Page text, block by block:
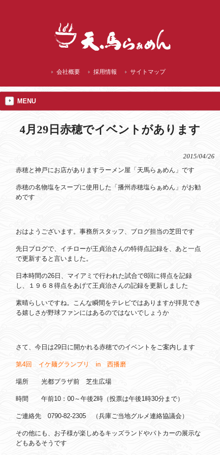
会社概要 採用情報 サイトマップ
MENU
4月29日赤穂でイベントがあります
2015/04/26
赤穂と神戸にお店がありますラーメン屋「天馬らぁめん」です
赤穂の名物塩をスープに使用した「播州赤穂塩らぁめん」がお勧
めです
おはようございます。事務所スタッフ、ブログ担当の芝田です
先日ブログで、イチローが王貞治さんの特得点記録を、あと一点
で更新すると言いました。
日本時間の26日、マイアミで行われた試合で8回に得点を記録
し、１９６８得点をあげて王貞治さんの記録を更新しました
素晴らしいですね。こんな瞬間をテレビではありますが拝見でき
る嬉しさが野球ファンにはあるのではないでしょうか
さて、今日は29日に開かれる赤穂でのイベントをご案内します
第4回 イケ麺グランプリ in 西播磨
場所 光都プラザ前 芝生広場
時間 午前10：00～午後2時（投票は午後1時30分まで）
ご連絡先 0790-82-2305 （兵庫ご当地グルメ連絡協議会）
その他にも、お子様が楽しめるキッズランドやパトカーの展示な
どもあるそうです